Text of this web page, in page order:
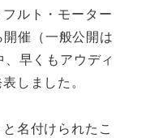
ルト・モーター
催（一般公開は
早くもアウディ
しました。
名付けられたこ